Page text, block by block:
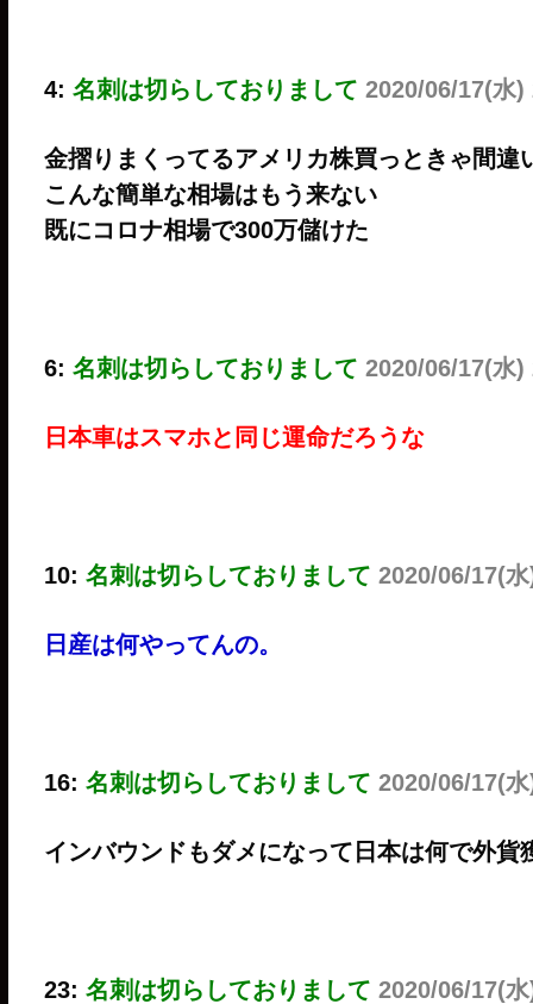
4: 名刺は切らしておりまして 2020/06/17(水
金摺りまくってるアメリカ株買っときゃ間違
こんな簡単な相場はもう来ない
既にコロナ相場で300万儲けた
6: 名刺は切らしておりまして 2020/06/17(水
日本車はスマホと同じ運命だろうな
10: 名刺は切らしておりまして 2020/06/17(
日産は何やってんの。
16: 名刺は切らしておりまして 2020/06/17(
インバウンドもダメになって日本は何で外貨
23: 名刺は切らしておりまして 2020/06/17(